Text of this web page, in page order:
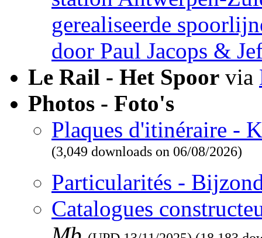
gerealiseerde
door Paul Jacops &
Le Rail - Het Spoor via
Photos - Foto's
Plaques d'itinéraire -
(3,049 downloads on 06/08/2026)
Particularités -
Catalogues